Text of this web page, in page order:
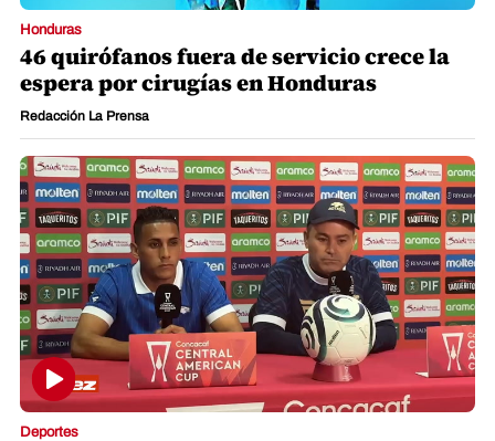
Honduras
46 quirófanos fuera de servicio crece la
espera por cirugías en Honduras
Redacción La Prensa
Deportes